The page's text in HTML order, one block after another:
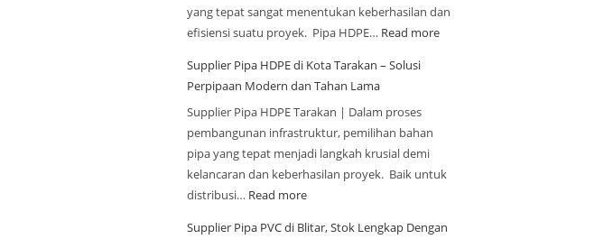
yang tepat sangat menentukan keberhasilan dan
efisiensi suatu proyek. Pipa HDPE… Read more
Supplier Pipa HDPE di Kota Tarakan – Solusi
Perpipaan Modern dan Tahan Lama
Supplier Pipa HDPE Tarakan | Dalam proses
pembangunan infrastruktur, pemilihan bahan
pipa yang tepat menjadi langkah krusial demi
kelancaran dan keberhasilan proyek. Baik untuk
distribusi… Read more
Supplier Pipa PVC di Blitar, Stok Lengkap Dengan